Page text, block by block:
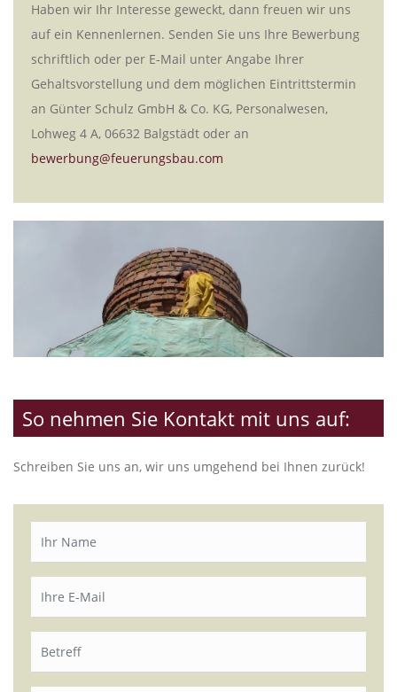
Haben wir Ihr Interesse geweckt, dann freuen wir uns
auf ein Kennenlernen. Senden Sie uns Ihre Bewerbung
schriftlich oder per E-Mail unter Angabe Ihrer
Gehaltsvorstellung und dem möglichen Eintrittstermin
an Günter Schulz GmbH & Co. KG, Personalwesen,
Lohweg 4 A, 06632 Balgstädt oder an
bewerbung@feuerungsbau.com
So nehmen Sie Kontakt mit uns auf:
Schreiben Sie uns an, wir uns umgehend bei Ihnen zurück!